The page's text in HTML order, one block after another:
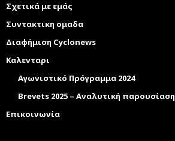
Σχετικά με εμάς
Συντακτικη ομαδα
Διαφήμιση Cyclonews
Καλενταρι
Αγωνιστικό Πρόγραμμα 2024
Brevets 2025 – Αναλυτική παρουσίαση
Επικοινωνία